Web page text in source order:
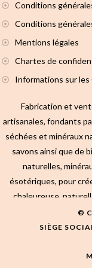
Conditions
Conditions
Mentions légales
Chartes de
Informations sur les
Fabrication et
artisanales, fondants
séchées et minéraux
savons ainsi que de
naturelles,
ésotériques, pour
chaleureuse,
©
SIÈGE